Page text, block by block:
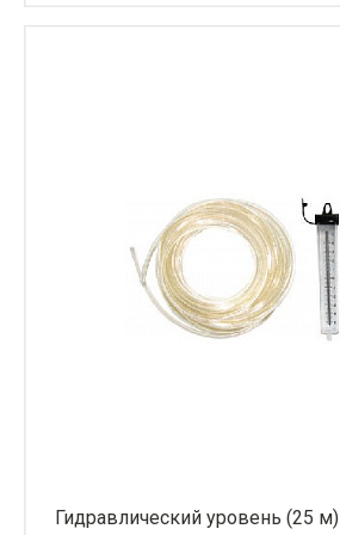
Гидравлический уровень (25 м)